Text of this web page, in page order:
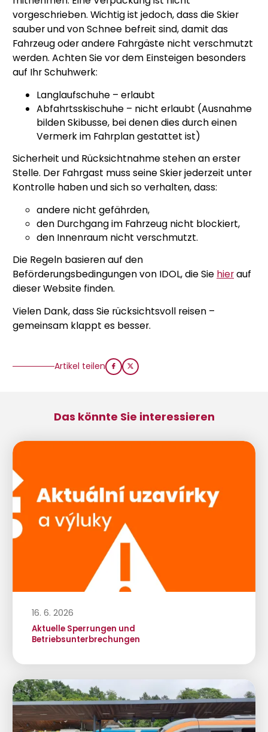
vorgeschrieben. Wichtig ist jedoch, dass die Skier
sauber und von Schnee befreit sind, damit das
Fahrzeug oder andere Fahrgäste nicht verschmutzt
werden. Achten Sie vor dem Einsteigen besonders
auf Ihr Schuhwerk:
Langlaufschuhe – erlaubt
Abfahrtsskischuhe – nicht erlaubt (Ausnahme
bilden Skibusse, bei denen dies durch einen
Vermerk im Fahrplan gestattet ist)
Sicherheit und Rücksichtnahme stehen an erster
Stelle. Der Fahrgast muss seine Skier jederzeit unter
Kontrolle haben und sich so verhalten, dass:
andere nicht gefährden,
den Durchgang im Fahrzeug nicht blockiert,
den Innenraum nicht verschmutzt.
Die Regeln basieren auf den
Beförderungsbedingungen von IDOL, die Sie hierauf
dieser Website finden.
Vielen Dank, dass Sie rücksichtsvoll reisen –
gemeinsam klappt es besser.
Artikel teilen
Das könnte Sie interessieren
16. 6. 2026
Aktuelle Sperrungen und
Betriebsunterbrechungen